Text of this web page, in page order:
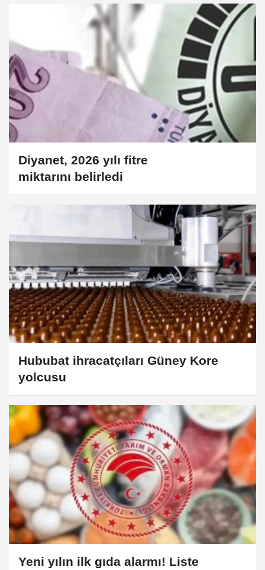
Diyanet, 2026 yılı fitre
miktarını belirledi
Hububat ihracatçıları Güney Kore
yolcusu
Yeni yılın ilk gıda alarmı! Liste